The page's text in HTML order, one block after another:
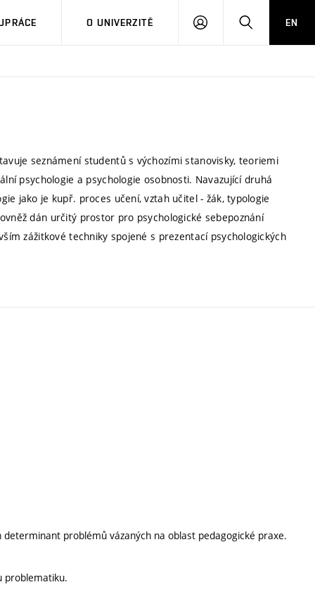
O UNIVERZITĚ
PŘIHLÁSIT HLEDATEN
seznámení studentů s výchozími stanovisky, teoriemi
psychologie a psychologie osobnosti. Navazující druhá
jako je kupř. proces učení, vztah učitel - žák, typologie
dán určitý prostor pro psychologické sebepoznání
zážitkové techniky spojené s prezentací psychologických
problémů vázaných na oblast pedagogické praxe.
problematiku.